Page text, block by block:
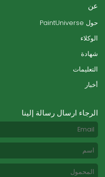
عن
حول PaintUniverse
الوكلاء
شهادة
التعليمات
أخبار
الرجاء ارسال رسالة إلينا